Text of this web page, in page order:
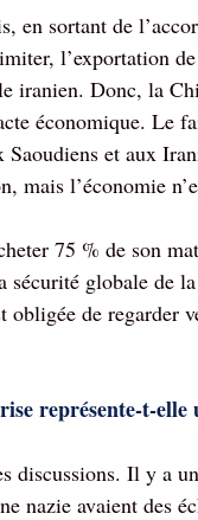
en sortant de
l’exportation
iranien. Donc, la
économique. Le
et aux
mais l’économie
75 % de son
sécurité globale de
de regarder
représente-t-elle
discussions. Il y a
nazie avaient des